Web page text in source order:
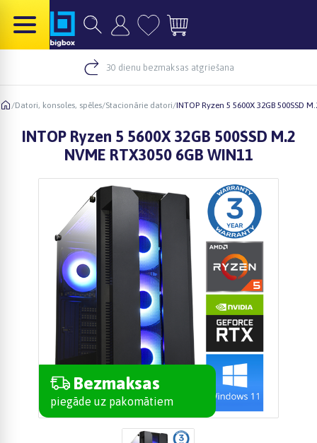
30 dienu bezmaksas atgriešana
/Datori, konsoles, spēles/Stacionārie datori/INTOP Ryzen 5 5600X 32GB 500SSD
INTOP Ryzen 5 5600X 32GB 500SSD M.2
NVME RTX3050 6GB WIN11
Bezmaksas
piegāde uz pakomātiem